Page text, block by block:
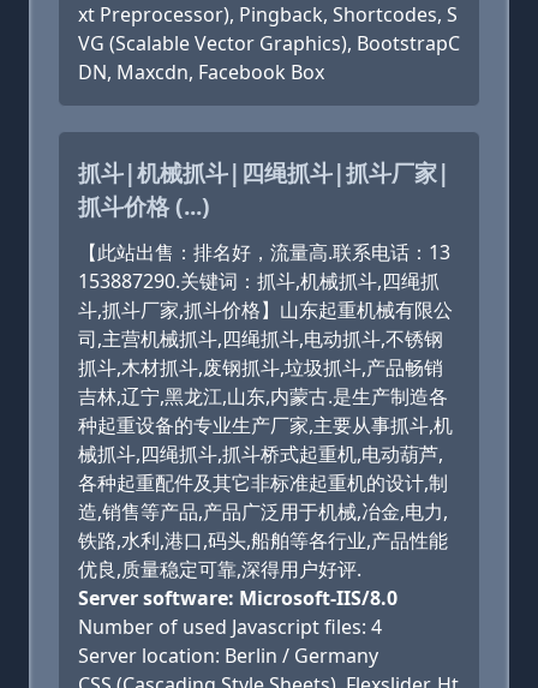
xt Preprocessor), Pingback, Shortcodes, S
VG (Scalable Vector Graphics), BootstrapC
DN, Maxcdn, Facebook Box
抓斗|机械抓斗|四绳抓斗|抓斗厂家|
抓斗价格 (...)
【此站出售：排名好，流量高.联系电话：13
153887290.关键词：抓斗,机械抓斗,四绳抓
斗,抓斗厂家,抓斗价格】山东起重机械有限公
司,主营机械抓斗,四绳抓斗,电动抓斗,不锈钢
抓斗,木材抓斗,废钢抓斗,垃圾抓斗,产品畅销
吉林,辽宁,黑龙江,山东,内蒙古.是生产制造各
种起重设备的专业生产厂家,主要从事抓斗,机
械抓斗,四绳抓斗,抓斗桥式起重机,电动葫芦,
各种起重配件及其它非标准起重机的设计,制
造,销售等产品,产品广泛用于机械,冶金,电力,
铁路,水利,港口,码头,船舶等各行业,产品性能
优良,质量稳定可靠,深得用户好评.
Server software: Microsoft-IIS/8.0
Number of used Javascript files: 4
Server location: Berlin / Germany